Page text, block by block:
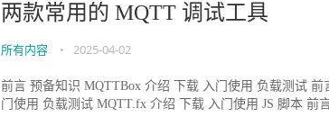
两款常用的 MQTT 调试工具
所有内容 • 2025-04-02
前言 预备知识 MQTTBox 介绍 下载 入门使用 负载测试
门使用 负载测试 MQTT.fx 介绍 下载 入门使用 JS 脚本 前